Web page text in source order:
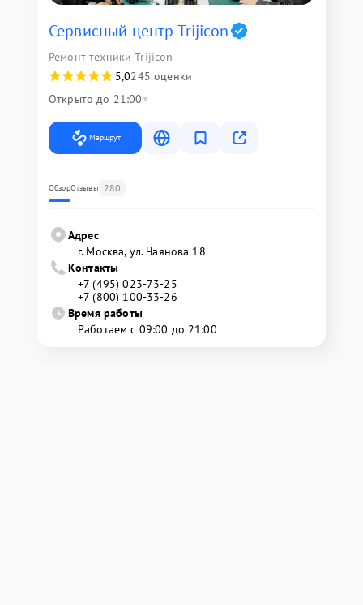
Сервисный центр Trijicon
Ремонт техники Trijicon
5,0245 оценки
Открыто до 21:00
Маршрут
ОбзорОтзывы 280
Адрес
г. Москва, ул. Чаянова 18
Контакты
+7 (495) 023-73-25
+7 (800) 100-33-26
Время работы
Работаем с 09:00 до 21:00